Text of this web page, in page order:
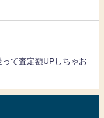
て査定額UPしちゃお